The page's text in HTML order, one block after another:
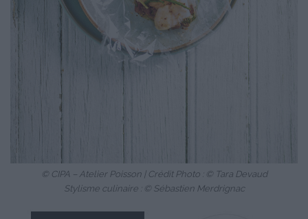
© CIPA – Atelier Poisson | Crédit Photo : © Tara Devaud
Stylisme culinaire : © Sébastien Merdrignac